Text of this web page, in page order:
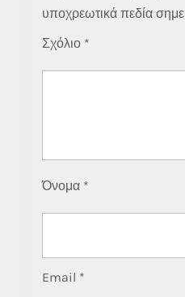
υποχρεωτικά πεδία
Σχόλιο *
Όνομα *
Email *